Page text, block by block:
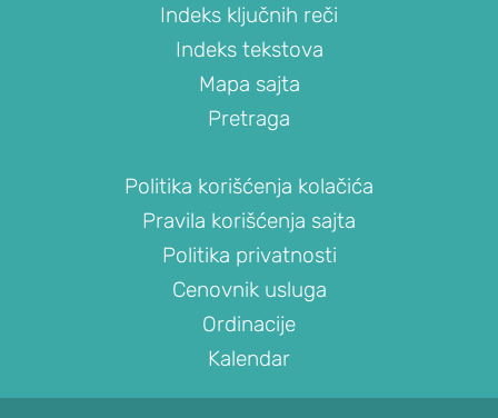
Indeks ključnih reči
Indeks tekstova
Mapa sajta
Pretraga
Politika korišćenja kolačića
Pravila korišćenja sajta
Politika privatnosti
Cenovnik usluga
Ordinacije
Kalendar